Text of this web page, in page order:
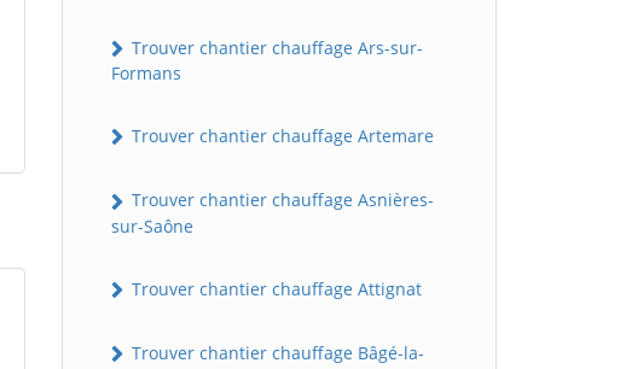
Trouver chantier chauffage Ars-sur-
Formans
Trouver chantier chauffage Artemare
Trouver chantier chauffage Asnières-
sur-Saône
Trouver chantier chauffage Attignat
Trouver chantier chauffage Bâgé-la-